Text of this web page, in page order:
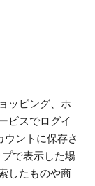
ッピング、ホ
ビスでログイ
ウントに保存さ
で表示した場
したものや商